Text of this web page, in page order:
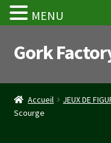
Aller
à
navigation
Aller
au
Gork
Accueil
CGV
Accueil JEUX DE
Scourge
MENU